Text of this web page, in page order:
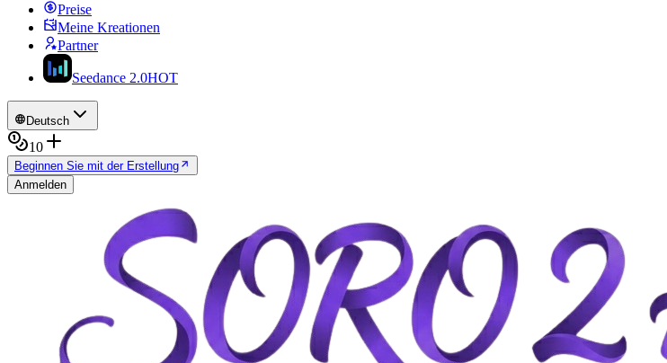
Preise
Meine Kreationen
Partner
Seedance 2.0HOT
Deutsch
10
Beginnen Sie mit der Erstellung
Anmelden